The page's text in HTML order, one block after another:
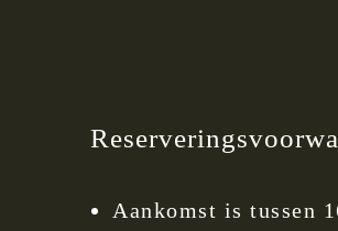
Aankomst is tussen